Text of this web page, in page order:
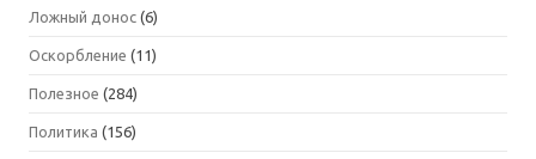
Ложный донос (6)
Оскорбление (11)
Полезное (284)
Политика (156)